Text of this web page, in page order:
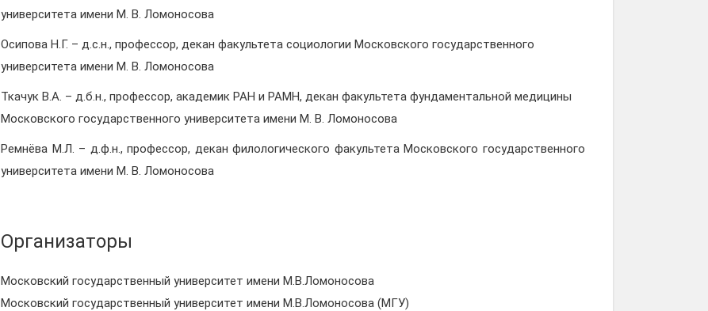
университета имени М. В. Ломоносова
Осипова Н.Г. – д.с.н., профессор, декан факультета социологии Московского государственного
университета имени М. В. Ломоносова
Ткачук В.А. – д.б.н., профессор, академик РАН и РАМН, декан факультета фундаментальной медицины
Московского государственного университета имени М. В. Ломоносова
Ремнёва М.Л. – д.ф.н., профессор, декан филологического факультета Московского государственного
университета имени М. В. Ломоносова
Организаторы
Московский государственный университет имени М.В.Ломоносова
Московский государственный университет имени М.В.Ломоносова (МГУ)